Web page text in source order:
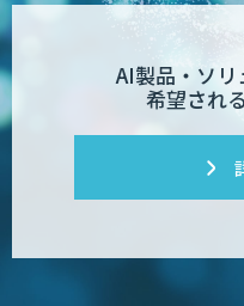
AI製品・ソリ
希望され